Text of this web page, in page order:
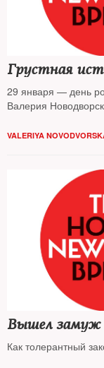
Грустная
29 января — день
Валерия
VALERIYA
Вышел замуж
Как толерантный